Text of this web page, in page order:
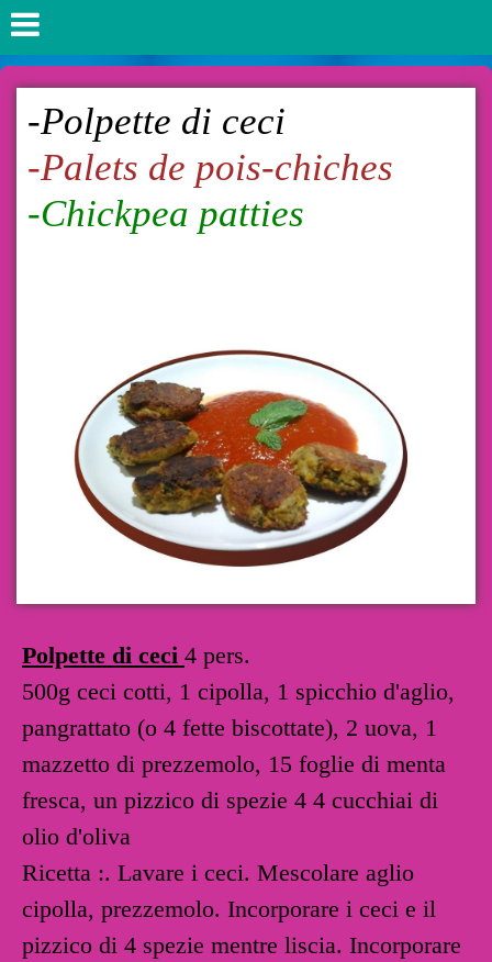
-Polpette di ceci
-Palets de pois-chiches
-Chickpea patties
Polpette di ceci 4 pers.
500g ceci cotti, 1 cipolla, 1 spicchio d'aglio,
pangrattato (o 4 fette biscottate), 2 uova, 1
mazzetto di prezzemolo, 15 foglie di menta
fresca, un pizzico di spezie 4 4 cucchiai di
olio d'oliva
Ricetta :. Lavare i ceci. Mescolare aglio
cipolla, prezzemolo. Incorporare i ceci e il
pizzico di 4 spezie mentre liscia. Incorporare